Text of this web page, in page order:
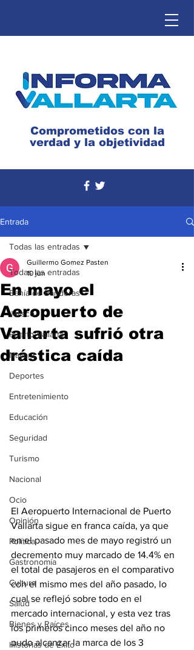
Comprometidos con la
verdad y la objetividad
Entrada
Todas las entradas
Bahía de Banderas
Jalisco
Puerto Vallarta
Nayarit
Deportes
Entretenimiento
Educación
Seguridad
Turismo
Nacional
Ocio
Opinión
Política
Gastronomía
Cultura
Salud
Bienes y Raíces
Historias de Éxito
Todas las entradas
En mayo el
Aeropuerto de
Vallarta sufrió otra
drástica caída
Guillermo Gomez Pasten
10 jun
El Aeropuerto Internacional de Puerto
Vallarta sigue en franca caída, ya que
en el pasado mes de mayo registró un
decremento muy marcado de 14.4% en
el total de pasajeros en el comparativo
con el mismo mes del año pasado, lo
cual se reflejó sobre todo en el
mercado internacional, y esta vez tras
los primeros cinco meses del año no
pudo alcanzar la marca de los 3